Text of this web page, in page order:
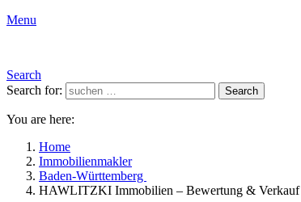
Menu
Search
Search for:
Search
You are here:
Home
Immobilienmakler
Baden-Württemberg
HAWLITZKI Immobilien – Bewertung & Verkauf